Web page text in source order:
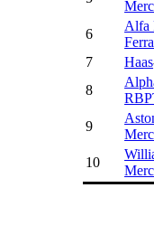
6
Alfa
7
Haas
8
9
10